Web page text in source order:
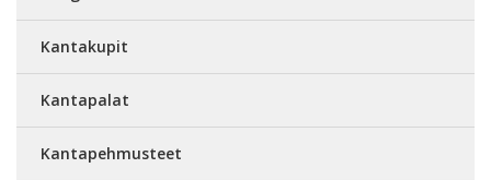
Kantakupit
Kantapalat
Kantapehmusteet